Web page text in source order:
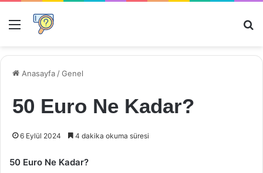
Menü
Anasayfa /Genel
50 Euro Ne Kadar?
6 Eylül 2024 4 dakika okuma süresi
50 Euro Ne Kadar?